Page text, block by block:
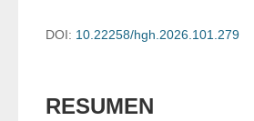
DOI: 10.22258/hgh.2026.101.279
RESUMEN